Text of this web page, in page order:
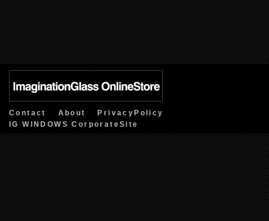
Contact About
PrivacyPolicy
IG WINDOWS CorporateSite